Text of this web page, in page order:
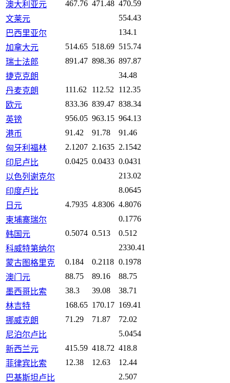
澳大利亚元 467.76 471.48 470.59
文莱元
554.43
巴西里亚尔
134.1
加拿大元
514.65 518.69 515.74
瑞士法郎
891.47 898.36 897.87
捷克克朗
34.48
丹麦克朗
111.62 112.52
112.35
欧元
833.36 839.47 838.34
英镑
956.05 963.15 964.13
港币
91.42 91.78
91.46
匈牙利福林
2.1207 2.1635 2.1542
印尼卢比
0.0425 0.0433 0.0431
以色列谢克尔
213.02
印度卢比
8.0645
日元
4.7935 4.8306 4.8076
柬埔寨瑞尔
0.1776
韩国元
0.5074 0.513
0.512
科威特第纳尔
2330.41
蒙古图格里克
0.184 0.2118 0.1978
澳门元
88.75 89.16
88.75
墨西哥比索
38.3 39.08
38.71
林吉特
168.65 170.17 169.41
挪威克朗
71.29 71.87
72.02
尼泊尔卢比
5.0454
新西兰元
415.59 418.72 418.8
菲律宾比索
12.38 12.63
12.44
巴基斯坦卢比
2.507